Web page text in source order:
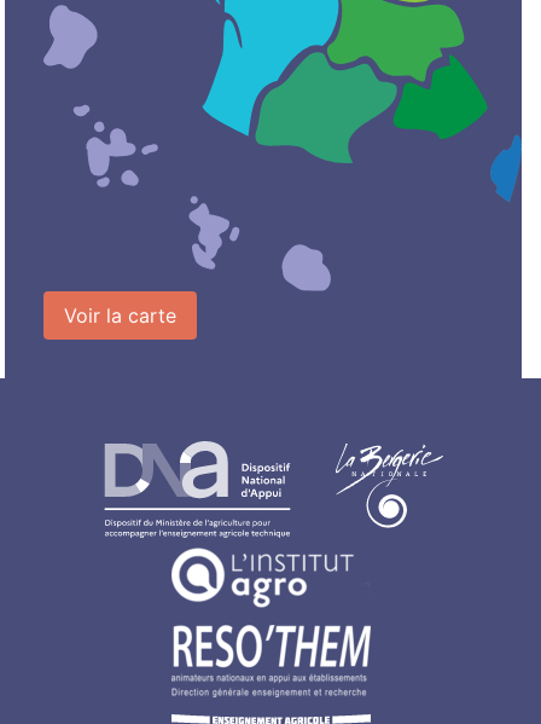
Voir la carte